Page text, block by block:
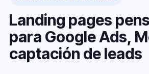
Landing pages
para Google Ads,
captación de leads